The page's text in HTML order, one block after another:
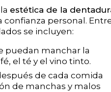
estética de la
confianza personal.
se incluyen:
puedan manchar la
el té y el vino tinto.
de cada comida
de manchas y malos